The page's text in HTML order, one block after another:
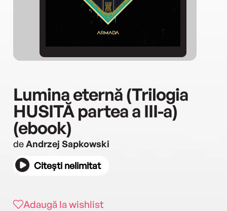
Lumina eternă (Trilogia
HUSITĂ partea a III-a)
(ebook)
deAndrzej Sapkowski
Citești nelimitat
Adaugă la wishlist